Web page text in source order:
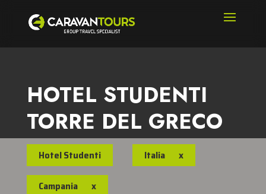
HOTEL STUDENTI
TORRE DEL GRECO
Hotel Studenti Italia x
Campania x